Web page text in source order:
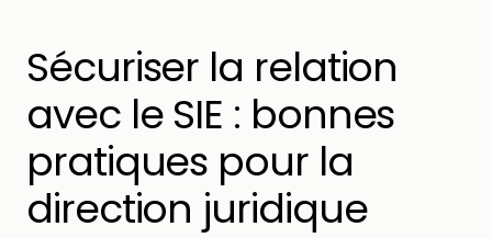
Sécuriser la relation
avec le SIE : bonnes
pratiques pour la
direction juridique